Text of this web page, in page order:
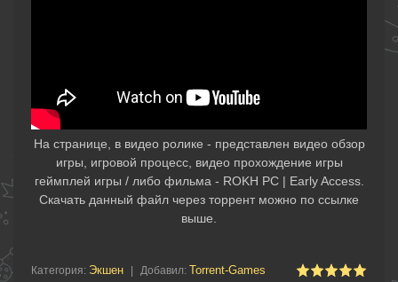
На странице, в видео ролике - представлен видео обзор
игры, игровой процесс, видео прохождение игры
геймплей игры / либо фильма - ROKH PC | Early Access.
Скачать данный файл через торрент можно по ссылке
выше.
Категория: Экшен Добавил: Torrent-Games